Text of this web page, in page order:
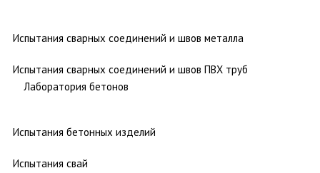
Испытания сварных соединений и швов металла
Испытания сварных соединений и швов ПВХ труб
Лаборатория бетонов
Испытания бетонных изделий
Испытания свай